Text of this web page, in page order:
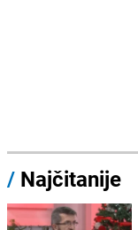
/ Najčitanije